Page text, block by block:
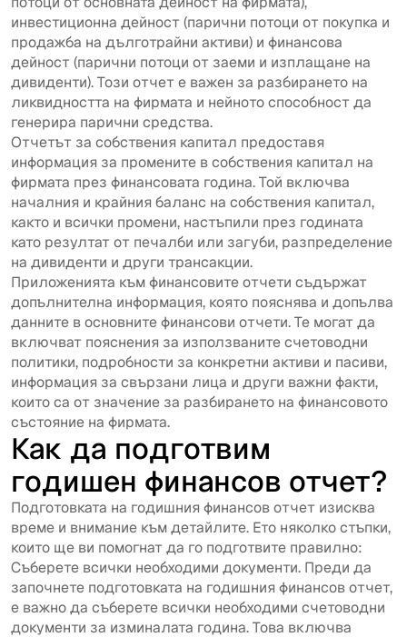
инвестиционна дейност (парични потоци от покупка и
продажба на дълготрайни активи) и финансова
дейност (парични потоци от заеми и изплащане на
дивиденти). Този отчет е важен за разбирането на
ликвидността на фирмата и нейното способност да
генерира парични средства.
Отчетът за собствения капитал предоставя
информация за промените в собствения капитал на
фирмата през финансовата година. Той включва
началния и крайния баланс на собствения капитал,
както и всички промени, настъпили през годината
като резултат от печалби или загуби, разпределение
на дивиденти и други трансакции.
Приложенията към финансовите отчети съдържат
допълнителна информация, която пояснява и допълва
данните в основните финансови отчети. Те могат да
включват пояснения за използваните счетоводни
политики, подробности за конкретни активи и пасиви,
информация за свързани лица и други важни факти,
които са от значение за разбирането на финансовото
състояние на фирмата.
Как да подготвим
годишен финансов отчет?
Подготовката на годишния финансов отчет изисква
време и внимание към детайлите. Ето няколко стъпки,
които ще ви помогнат да го подготвите правилно:
Съберете всички необходими документи. Преди да
започнете подготовката на годишния финансов отчет,
е важно да съберете всички необходими счетоводни
документи за изминалата година. Това включва